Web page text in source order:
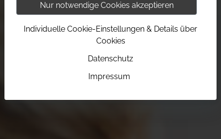
Nur notwendige Cookies akzeptieren
Individuelle Cookie-Einstellungen & Details über
Cookies
Datenschutz
Impressum